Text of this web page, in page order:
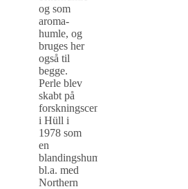
og som
aroma-
humle, og
bruges her
også til
begge.
Perle blev
skabt på
forskningscentret
i Hüll i
1978 som
en
blandingshumle
bl.a. med
Northern